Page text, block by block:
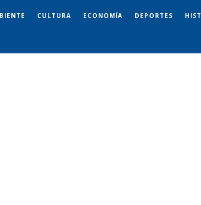
CULTURA ECONOMÍA DEPORTES